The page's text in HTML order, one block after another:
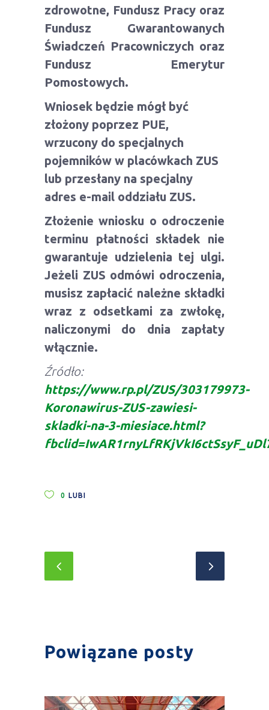
zdrowotne, Fundusz Pracy oraz
Fundusz Gwarantowanych
Świadczeń Pracowniczych oraz
Fundusz Emerytur
Pomostowych.
Wniosek będzie mógł być
złożony poprzez PUE,
wrzucony do specjalnych
pojemników w placówkach ZUS
lub przesłany na specjalny
adres e-mail oddziału ZUS.
Złożenie wniosku o odroczenie
terminu płatności składek nie
gwarantuje udzielenia tej ulgi.
Jeżeli ZUS odmówi odroczenia,
musisz zapłacić należne składki
wraz z odsetkami za zwłokę,
naliczonymi do dnia zapłaty
włącznie.
Źródło:
https://www.rp.pl/ZUS/303179973-
Koronawirus-ZUS-zawiesi-
skladki-na-3-miesiace.html?
0 LUBI
Powiązane posty